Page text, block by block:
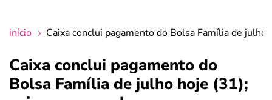
crédito fácil
início Caixa conclui pagamento do Bolsa Família de
Caixa conclui pagamento do
Bolsa Família de julho hoje (31);